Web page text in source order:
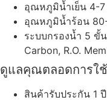
อุณหภูมิน้ำเย็น 4-7
อุณหภูมิน้ำร้อน
ระบบกรองน้ำ 5 ขั้
Carbon, R.O.
ดูแลคุณตลอดการใ
สินค้ารับประกัน 1